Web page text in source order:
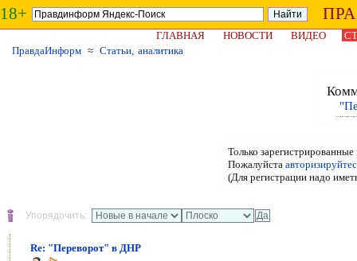
18+
ГЛАВНАЯ НОВОСТИ ВИДЕО
ПравдаИнформ ≈ Статьи, аналитика
Только
Пожалуйста
(Для регистрации надо
Упорядочить:
Re: "Переворот" в ДНР